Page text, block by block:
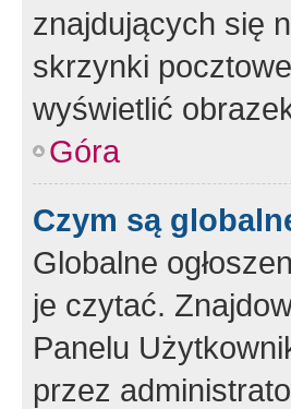
znajdujących się
skrzynki
wyświetlić
Góra
Czym są
Globalne
je czytać.
Panelu
przez